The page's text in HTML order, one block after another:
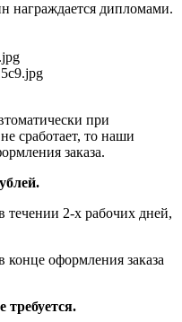
награждается дипломами.
при
сработает, то наши
заказа.
течении 2-х рабочих дней,
конце оформления заказа
требуется.